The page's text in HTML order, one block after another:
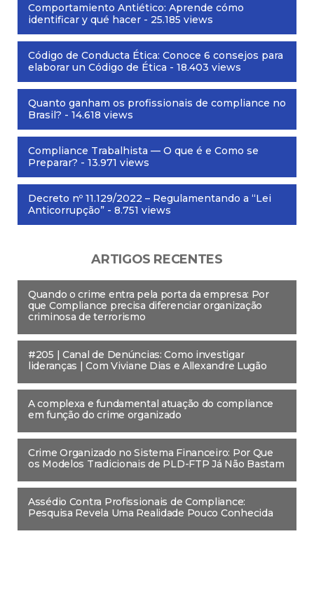
Comportamiento Antiético: Aprende cómo
identificar y qué hacer - 25.185 views
Código de Conducta Ética: Conoce 6 consejos para
elaborar un Código de Ética - 18.403 views
Quanto ganham os profissionais de compliance no
Brasil? - 14.618 views
Compliance Trabalhista — O que é e Como se
Preparar? - 13.971 views
Decreto nº 11.129/2022 – Regulamentando a “Lei
Anticorrupção” - 8.751 views
ARTIGOS RECENTES
Quando o crime entra pela porta da empresa: Por
que Compliance precisa diferenciar organização
criminosa de terrorismo
#205 | Canal de Denúncias: Como investigar
lideranças | Com Viviane Dias e Allexandre Lugão
A complexa e fundamental atuação do compliance
em função do crime organizado
Crime Organizado no Sistema Financeiro: Por Que
os Modelos Tradicionais de PLD-FTP Já Não Bastam
Assédio Contra Profissionais de Compliance:
Pesquisa Revela Uma Realidade Pouco Conhecida